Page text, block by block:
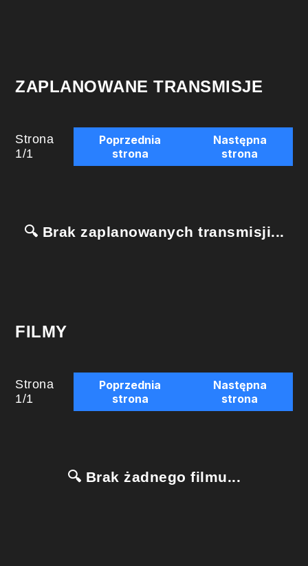
ZAPLANOWANE TRANSMISJE
Strona
1/1
Poprzednia
strona
Następna
strona
🔍 Brak zaplanowanych transmisji...
FILMY
Strona
1/1
Poprzednia
strona
Następna
strona
🔍 Brak żadnego filmu...